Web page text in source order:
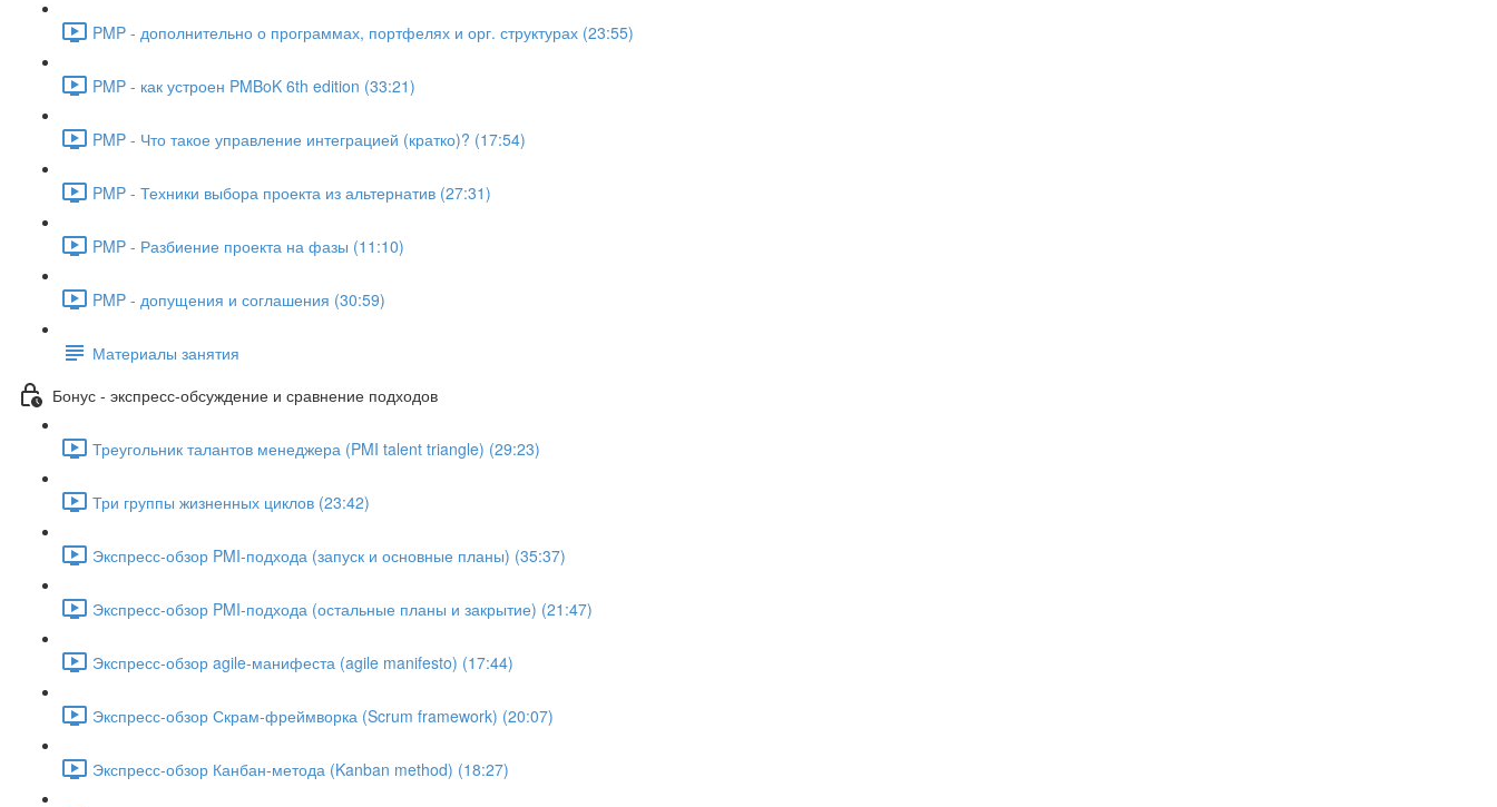
PMP - дополнительно о программах, портфелях и орг. структурах (23:55)
PMP - как устроен PMBoK 6th edition (33:21)
PMP - Что такое управление интеграцией (кратко)? (17:54)
PMP - Техники выбора проекта из альтернатив (27:31)
PMP - Разбиение проекта на фазы (11:10)
PMP - допущения и соглашения (30:59)
Материалы занятия
Бонус - экспресс-обсуждение и сравнение подходов
Треугольник талантов менеджера (PMI talent triangle) (29:23)
Три группы жизненных циклов (23:42)
Экспресс-обзор PMI-подхода (запуск и основные планы) (35:37)
Экспресс-обзор PMI-подхода (остальные планы и закрытие) (21:47)
Экспресс-обзор agile-манифеста (agile manifesto) (17:44)
Экспресс-обзор Скрам-фреймворка (Scrum framework) (20:07)
Экспресс-обзор Канбан-метода (Kanban method) (18:27)